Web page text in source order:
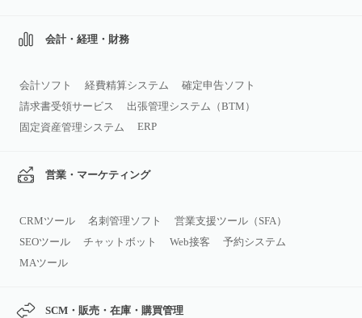
会計・経理・財務
会計ソフト 経費精算システム
確定申告ソフト
請求書受領サービス
出張管理システム（BTM）
固定資産管理システム
ERP
営業・マーケティング
CRMツール 名刺管理ソフト
営業支援ツール（SFA）
SEOツール
チャットボット Web接客
予約システム
MAツール
SCM・販売・在庫・購買管理